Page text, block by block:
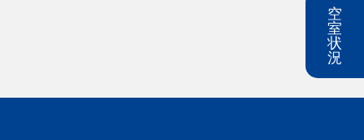
空
室
状
況